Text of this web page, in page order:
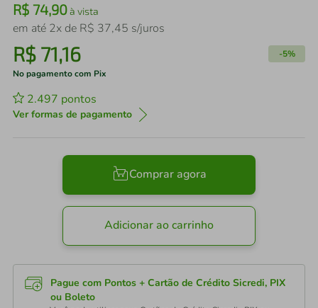
R$ 74,90à vista
em até 2x de R$ 37,45 s/juros
R$ 71,16 -5%
No pagamento com Pix
2.497 pontos
Ver formas de pagamento
Comprar agora
Adicionar ao carrinho
Pague com Pontos + Cartão de Crédito Sicredi, PIX
ou Boleto